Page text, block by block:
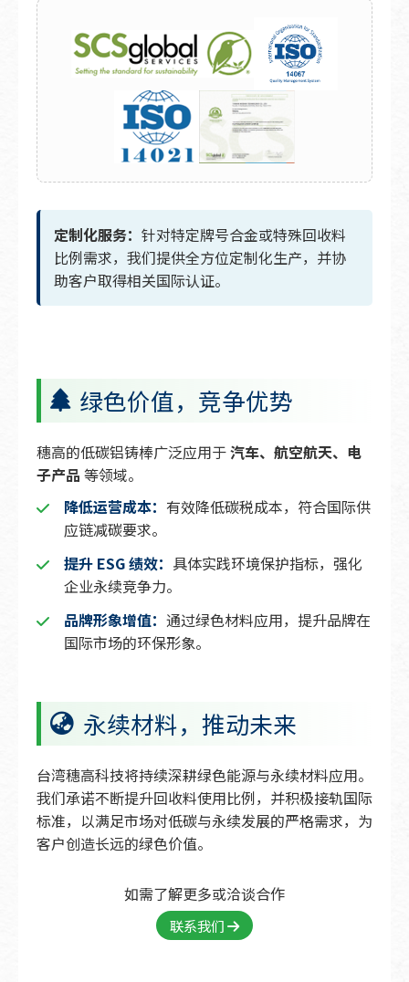
定制化服务： 针对特定牌号合金或特殊回收料
比例需求，我们提供全方位定制化生产，并协
助客户取得相关国际认证。
绿色价值，竞争优势
穗高的低碳铝铸棒广泛应用于汽车、航空航天、电
子产品 等领域。
降低运营成本： 有效降低碳税成本，符合国际供
应链减碳要求。
提升 ESG 绩效： 具体实践环境保护指标，强化
企业永续竞争力。
品牌形象增值： 通过绿色材料应用，提升品牌在
国际市场的环保形象。
永续材料，推动未来
台湾穗高科技将持续深耕绿色能源与永续材料应用。
我们承诺不断提升回收料使用比例，并积极接轨国际
标准，以满足市场对低碳与永续发展的严格需求，为
客户创造长远的绿色价值。
如需了解更多或洽谈合作
联系我们